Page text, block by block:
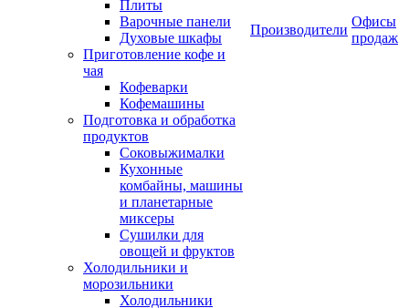
Плиты
Варочные панели
Духовые шкафы
Приготовление кофе и
чая
Кофеварки
Кофемашины
Подготовка и обработка
продуктов
Соковыжималки
Кухонные
комбайны, машины
и планетарные
миксеры
Сушилки для
овощей и фруктов
Холодильники и
морозильники
Холодильники
Производители
Офисы
продаж